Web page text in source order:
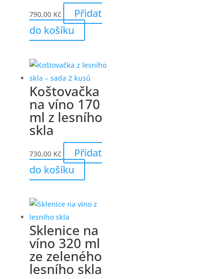
790,00 Kč
Přidat
do košíku
Koštovačka
na víno 170
ml z lesního
skla
730,00 Kč
Přidat
do košíku
Sklenice na
víno 320 ml
ze zeleného
lesního skla